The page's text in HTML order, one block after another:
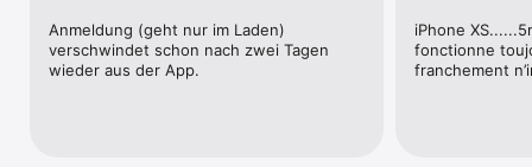
Anmeldung (geht nur im Laden)
verschwindet schon nach zwei Tagen
wieder aus der App.
iPhone
fonctionne
franchement